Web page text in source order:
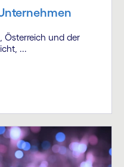
Österreich und der
...